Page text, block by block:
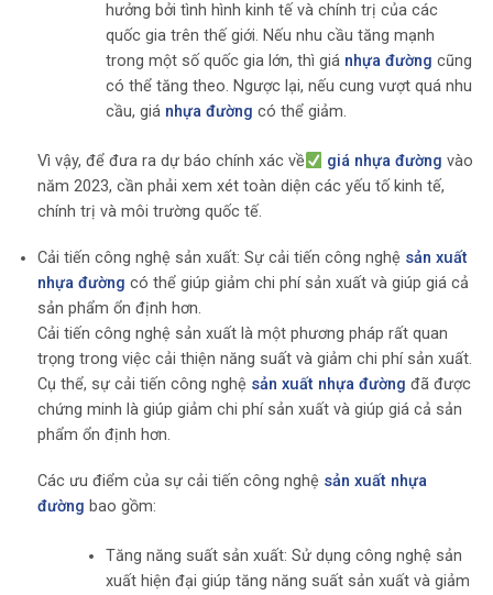
hưởng bởi tình hình kinh tế và chính trị của các
quốc gia trên thế giới. Nếu nhu cầu tăng mạnh
trong một số quốc gia lớn, thì giá nhựa đường cũng
có thể tăng theo. Ngược lại, nếu cung vượt quá nhu
cầu, giá nhựa đường có thể giảm.
Vì vậy, để đưa ra dự báo chính xác về giá nhựa đường vào
năm 2023, cần phải xem xét toàn diện các yếu tố kinh tế,
chính trị và môi trường quốc tế.
Cải tiến công nghệ sản xuất: Sự cải tiến công nghệ sản xuất
nhựa đường có thể giúp giảm chi phí sản xuất và giúp giá cả
sản phẩm ổn định hơn.
Cải tiến công nghệ sản xuất là một phương pháp rất quan
trọng trong việc cải thiện năng suất và giảm chi phí sản xuất.
Cụ thể, sự cải tiến công nghệ sản xuất nhựa đường đã được
chứng minh là giúp giảm chi phí sản xuất và giúp giá cả sản
phẩm ổn định hơn.
Các ưu điểm của sự cải tiến công nghệ sản xuất nhựa
đường bao gồm:
Tăng năng suất sản xuất: Sử dụng công nghệ sản
xuất hiện đại giúp tăng năng suất sản xuất và giảm